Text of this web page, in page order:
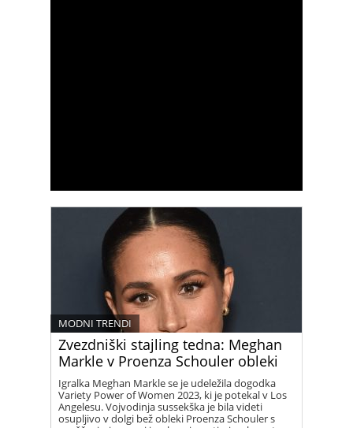
Zvezdniški stajling tedna: Meghan
Markle v Proenza Schouler obleki
MODNI TRENDI
Igralka Meghan Markle se je udeležila dogodka
Variety Power of Women 2023, ki je potekal v Los
Angelesu. Vojvodinja sussekška je bila videti
osupljivo v dolgi bež obleki Proenza Schouler s